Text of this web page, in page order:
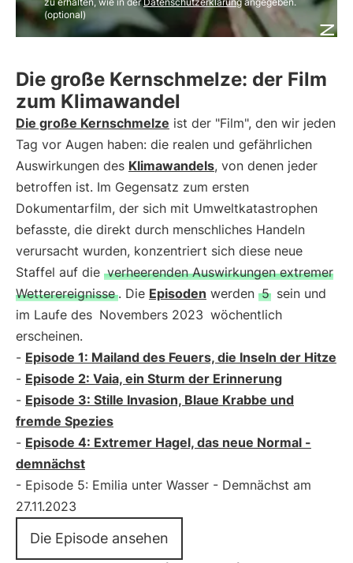
(optional)
Die große Kernschmelze: der Film
zum Klimawandel
Die große Kernschmelze ist der "Film", den wir jeden
Tag vor Augen haben: die realen und gefährlichen
Auswirkungen des Klimawandels, von denen jeder
betroffen ist. Im Gegensatz zum ersten
Dokumentarfilm, der sich mit Umweltkatastrophen
befasste, die direkt durch menschliches Handeln
verursacht wurden, konzentriert sich diese neue
Staffel auf die verheerenden Auswirkungen extremer
Wetterereignisse . Die Episoden werden 5 sein und
im Laufe des Novembers 2023 wöchentlich
erscheinen.
- Episode 1: Mailand des Feuers, die Inseln der Hitze
- Episode 2: Vaia, ein Sturm der Erinnerung
- Episode 3: Stille Invasion, Blaue Krabbe und
fremde Spezies
- Episode 4: Extremer Hagel, das neue Normal -
demnächst
- Episode 5: Emilia unter Wasser - Demnächst am
27.11.2023
Die Episode ansehen